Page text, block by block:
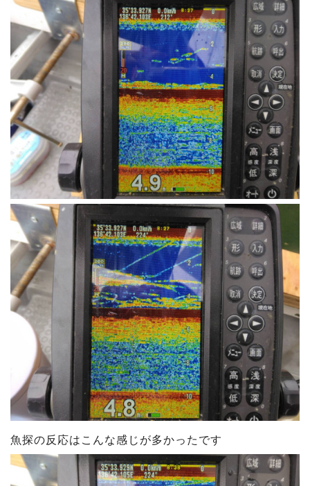
魚探の反応はこんな感じが多かったです